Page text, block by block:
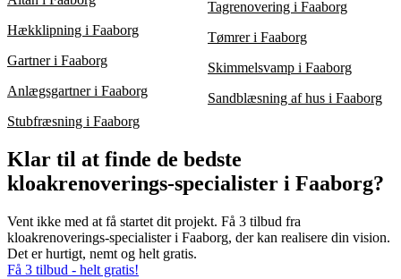
Hækklipning i Faaborg
Gartner i Faaborg
Anlægsgartner i Faaborg
Stubfræsning i Faaborg
Tagrenovering i Faaborg
Tømrer i Faaborg
Skimmelsvamp i Faaborg
Sandblæsning af hus i Faaborg
Klar til at finde de bedste
kloakrenoverings-specialister i Faaborg?
Vent ikke med at få startet dit projekt. Få 3 tilbud fra
kloakrenoverings-specialister i Faaborg, der kan realisere din vision.
Det er hurtigt, nemt og helt gratis.
Få 3 tilbud - helt gratis!